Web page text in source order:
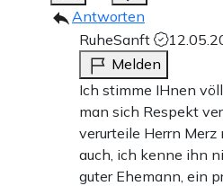
Antworten
RuheSanft
Melden
Ich stimme IHnen
man sich Respekt
verurteile Herrn
auch, ich kenne ihn
guter Ehemann, ein